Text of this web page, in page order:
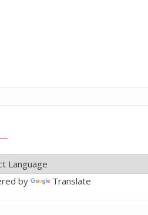
”
by Translate